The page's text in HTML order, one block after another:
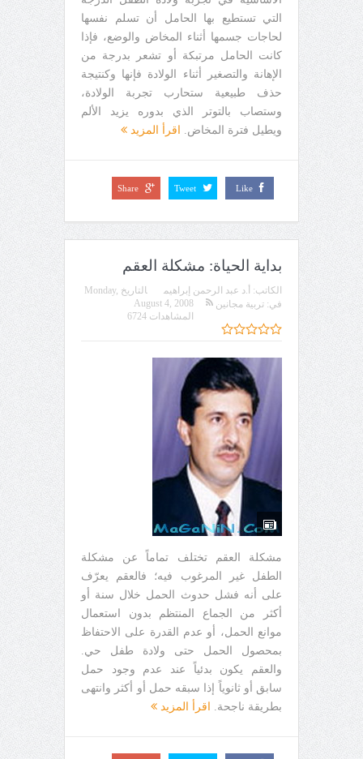
التي تستطيع بها الحامل أن تسلم نفسها
لحاجات جسمها أثناء المخاض والوضع، فإذا
كانت الحامل مرتبكة أو تشعر بدرجة من
الإهانة والتصغير أثناء الولادة فإنها وكنتيجة
حذف طبيعية ستحارب تجربة الولادة،
وستصاب بالتوتر الذي بدوره يزيد الألم
ويطيل فترة المخاض. اقرأ المزيد
Like
Tweet
Share
بداية الحياة: مشكلة العقم
الكاتب: أ.د عبد الرحمن إبراهيم التاريخ Monday,
August 4, 2008
في: تربية مجانين
المشاهدات 6724
مشكلة العقم تختلف تماماً عن مشكلة
الطفل غير المرغوب فيه؛ فالعقم يعرّف
على أنه فشل حدوث الحمل خلال سنة أو
أكثر من الجماع المنتظم بدون استعمال
موانع الحمل، أو عدم القدرة على الاحتفاظ
بمحصول الحمل حتى ولادة طفل حي.
والعقم يكون بدئياً عند عدم وجود حمل
سابق أو ثانوياً إذا سبقه حمل أو أكثر وانتهى
بطريقة ناجحة.
اقرأ المزيد